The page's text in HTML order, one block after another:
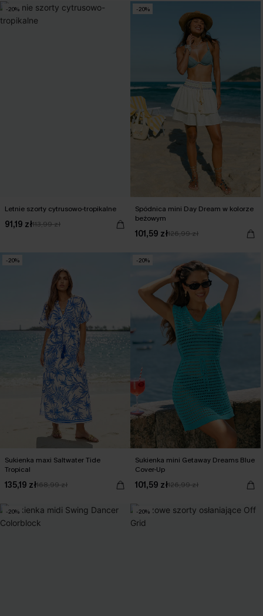
-20%
Letnie szorty cytrusowo-tropikalne
91,19 zł113,99 zł
-20%
Spódnica mini Day Dream w kolorze
beżowym
101,59 zł126,99 zł
-20%
Sukienka maxi Saltwater Tide
Tropical
135,19 zł168,99 zł
-20%
Sukienka mini Getaway Dreams Blue
Cover-Up
101,59 zł126,99 zł
-20% -20%